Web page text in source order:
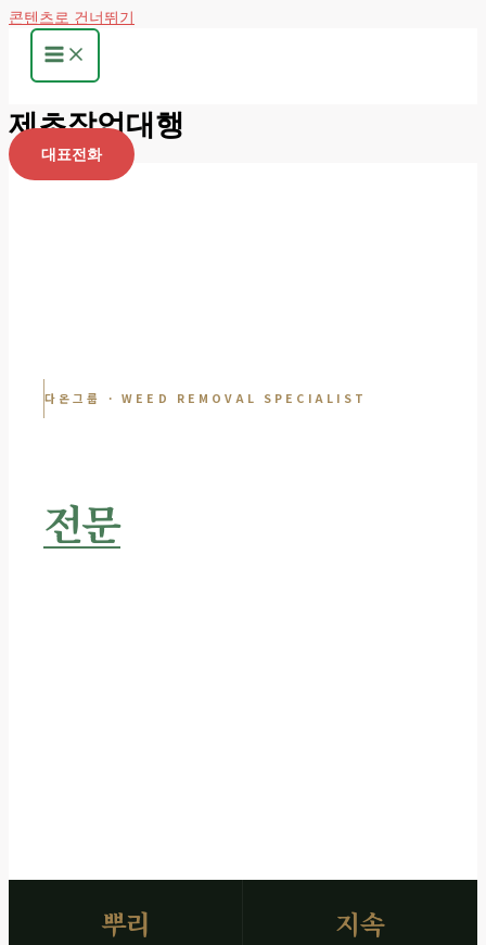
콘텐츠로 건너뛰기
제초작업대행
대표전화
다온그룹 · WEED REMOVAL SPECIALIST
전문서비스
뿌리 지속